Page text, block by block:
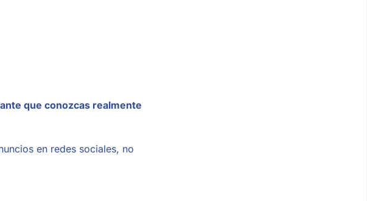
que conozcas realmente
en redes sociales, no